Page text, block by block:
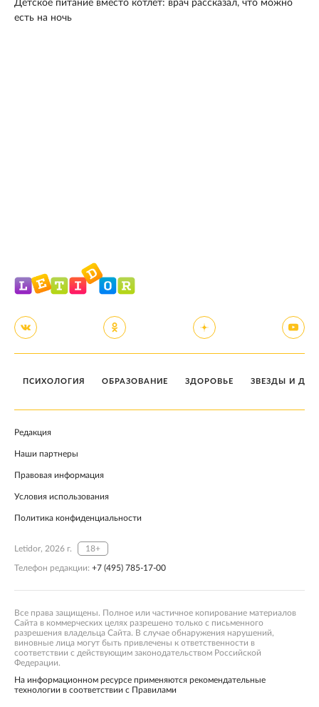
Детское питание вместо котлет: врач рассказал, что можно
есть на ночь
ПСИХОЛОГИЯ ОБРАЗОВАНИЕ ЗДОРОВЬЕ ЗВЕЗДЫ И
Редакция
Наши партнеры
Правовая информация
Условия использования
Политика конфиденциальности
Letidor, 2026 г. 18+
Телефон редакции: +7 (495) 785-17-00
Все права защищены. Полное или частичное копирование материалов
Сайта в коммерческих целях разрешено только с письменного
разрешения владельца Сайта. В случае обнаружения нарушений,
виновные лица могут быть привлечены к ответственности в
соответствии с действующим законодательством Российской
Федерации.
На информационном ресурсе применяются рекомендательные
технологии в соответствии с Правилами